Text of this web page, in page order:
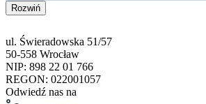
Rozwiń
ul. Świeradowska 51/57
50-558 Wrocław
NIP: 898 22 01 766
REGON: 022001057
Odwiedź nas na